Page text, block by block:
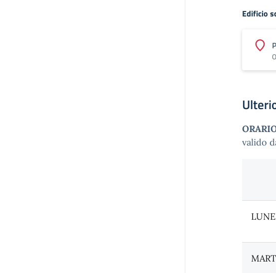
Edificio
valido